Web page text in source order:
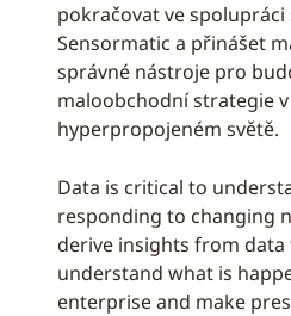
pokračovat ve
Sensormatic a přinášet
správné nástroje pro
maloobchodní strategie
hyperpropojeném světě.
Data is critical to
responding to changing
derive insights from
understand what is
enterprise and make